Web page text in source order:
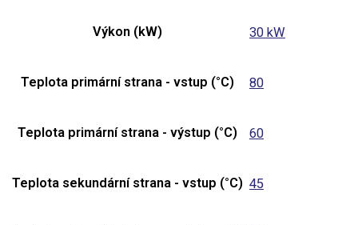
Výkon (kW) 30 kW
Teplota primární strana - vstup (°C) 80
Teplota primární strana - výstup (°C) 60
Teplota sekundární strana - vstup (°C) 45